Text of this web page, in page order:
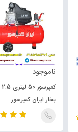
ناموجود
بخار ایران کمپرسور